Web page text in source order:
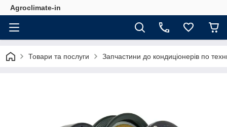
Agroclimate-in
Товари та послуги Запчастини до кондиціонерів по